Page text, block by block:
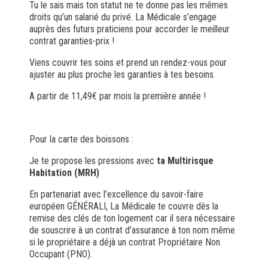
Tu le sais mais ton statut ne te donne pas les mêmes
droits qu’un salarié du privé. La Médicale s’engage
auprès des futurs praticiens pour accorder le meilleur
contrat garanties-prix !
Viens couvrir tes soins et prend un rendez-vous pour
ajuster au plus proche les garanties à tes besoins.
A partir de 11,49€ par mois la première année !
Pour la carte des boissons :
Je te propose les pressions avec ta Multirisque
Habitation (MRH)
En partenariat avec l’excellence du savoir-faire
européen GÉNÉRALI, La Médicale te couvre dès la
remise des clés de ton logement car il sera nécessaire
de souscrire à un contrat d’assurance à ton nom même
si le propriétaire a déjà un contrat Propriétaire Non
Occupant (PNO).